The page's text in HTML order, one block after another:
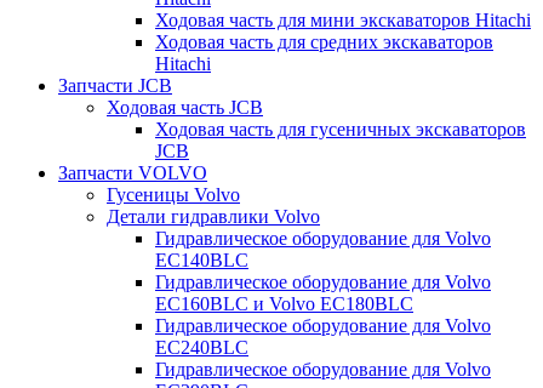
Ходовая часть для мини экскаваторов Hitachi
Ходовая часть для средних экскаваторов
Hitachi
Запчасти JCB
Ходовая часть JCB
Ходовая часть для гусеничных экскаваторов
JCB
Запчасти VOLVO
Гусеницы Volvo
Детали гидравлики Volvo
Гидравлическое оборудование для Volvo
EC140BLC
Гидравлическое оборудование для Volvo
EC160BLC и Volvo EC180BLC
Гидравлическое оборудование для Volvo
EC240BLC
Гидравлическое оборудование для Volvo